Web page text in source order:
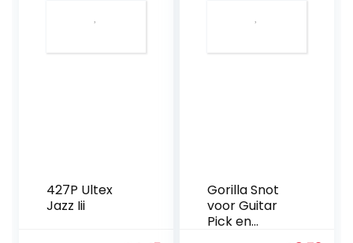
427P Ultex
Jazz Iii
Gorilla Snot
voor Guitar
Pick en